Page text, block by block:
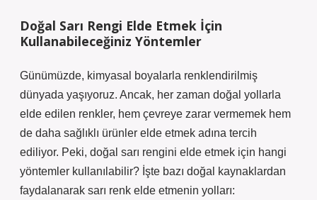
Doğal Sarı Rengi Elde Etmek İçin
Kullanabileceğiniz Yöntemler
Günümüzde, kimyasal boyalarla renklendirilmiş
dünyada yaşıyoruz. Ancak, her zaman doğal yollarla
elde edilen renkler, hem çevreye zarar vermemek hem
de daha sağlıklı ürünler elde etmek adına tercih
ediliyor. Peki, doğal sarı rengini elde etmek için hangi
yöntemler kullanılabilir? İşte bazı doğal kaynaklardan
faydalanarak sarı renk elde etmenin yolları: